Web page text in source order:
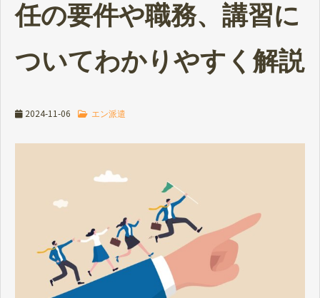
お役立ち資料
派遣スタッフの依頼
任の要件や職務、講習に
ついてわかりやすく解説
2024-11-06 エン派遣